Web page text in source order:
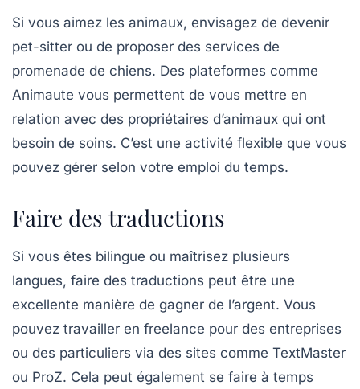
Si vous aimez les animaux, envisagez de devenir
pet-sitter ou de proposer des services de
promenade de chiens. Des plateformes comme
Animaute vous permettent de vous mettre en
relation avec des propriétaires d’animaux qui ont
besoin de soins. C’est une activité flexible que vous
pouvez gérer selon votre emploi du temps.
Faire des traductions
Si vous êtes bilingue ou maîtrisez plusieurs
langues, faire des traductions peut être une
excellente manière de gagner de l’argent. Vous
pouvez travailler en freelance pour des entreprises
ou des particuliers via des sites comme TextMaster
ou ProZ. Cela peut également se faire à temps